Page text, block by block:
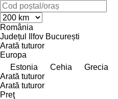
România
Județul Ilfov București
Arată tuturor
Europa
Estonia
Cehia
Grecia
Arată tuturor
Arată tuturor
Preţ